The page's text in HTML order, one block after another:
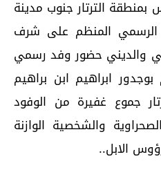
بمنطقة الترتار جنوب مدينة
المنظم على شرف
والديني حضور وفد رسمي
ابراهيم ابن براهيم
جموع غفيرة من الوفود
والشخصية الوازنة
الابل..